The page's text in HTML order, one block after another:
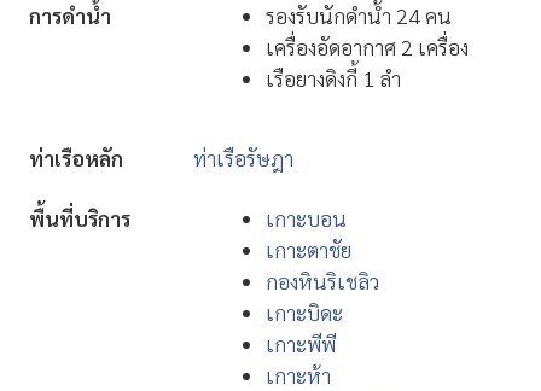
การดำน้ำ
รองรับนักดำน้ำ 24 คน
เครื่องอัดอากาศ 2 เครื่อง
เรือยางดิงกี้ 1 ลำ
ท่าเรือหลัก ท่าเรือรัษฎา
พื้นที่บริการ
เกาะบอน
เกาะตาชัย
กองหินริเชลิว
เกาะบิดะ
เกาะพีพี
เกาะห้า